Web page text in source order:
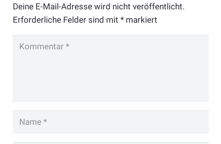
Deine E-Mail-Adresse wird nicht veröffentlicht.
Erforderliche Felder sind mit *markiert